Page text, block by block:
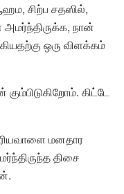
சிற்ப சதஸில்,
நான்
ஒரு விளக்கம்
கிட்டே
மனதார
திசை